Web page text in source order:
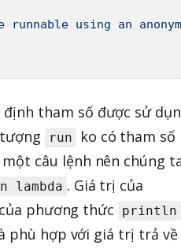
runnable using an
định tham số được sử
run
ko có tham số
câu lệnh nên chúng
lambda . Giá trị của
phương thức
println
phù hợp với giá trị trả về